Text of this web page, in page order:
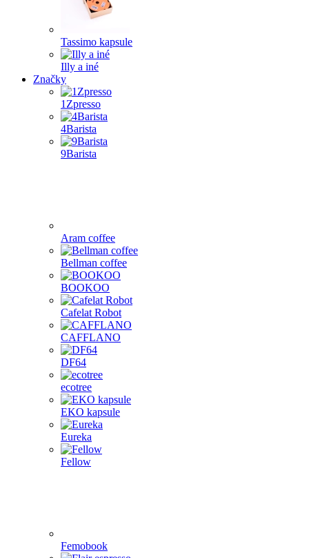
Tassimo kapsule
Illy a iné
Značky
1Zpresso
4Barista
9Barista
Aram coffee
Bellman coffee
BOOKOO
Cafelat Robot
CAFFLANO
DF64
ecotree
EKO kapsule
Eureka
Fellow
Femobook